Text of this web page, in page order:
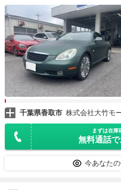
ホイール パワーシート
ーレス 盗難防止システム
千葉県香取市 株式会社大竹モ
まずは在庫
無料通話
今あなた